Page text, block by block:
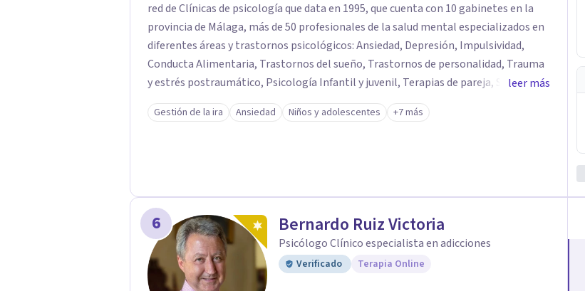
red de Clínicas de psicología que data en 1995, que cuenta con 10 gabinetes en la
provincia de Málaga, más de 50 profesionales de la salud mental especializados en
diferentes áreas y trastornos psicológicos: Ansiedad, Depresión, Impulsividad,
Conducta Alimentaria, Trastornos del sueño, Trastornos de personalidad, Trauma
y estrés postraumático, Psicología Infantil y juvenil, Terapias de pareja, Servicio de
Psicología Jurídica, Psiquiatría, Neuropsicología, y mucho más. PsicoAbreu cuenta
con un equipo de profesionales formados en una gran variedad de técnicas y
leer más
Gestión de la ira Ansiedad Niños y adolescentes +7 más
6 Bernardo Ruiz Victoria
Psicólogo Clínico especialista en adicciones
Verificado Terapia Online